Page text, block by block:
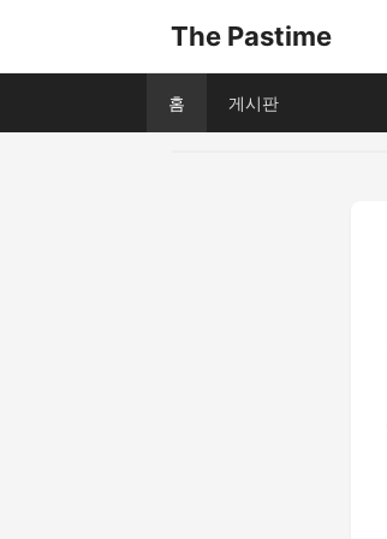
The Pastime
홈 게시판